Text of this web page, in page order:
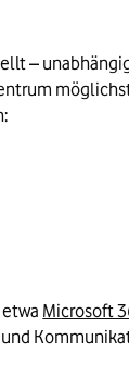
–
Microsoft